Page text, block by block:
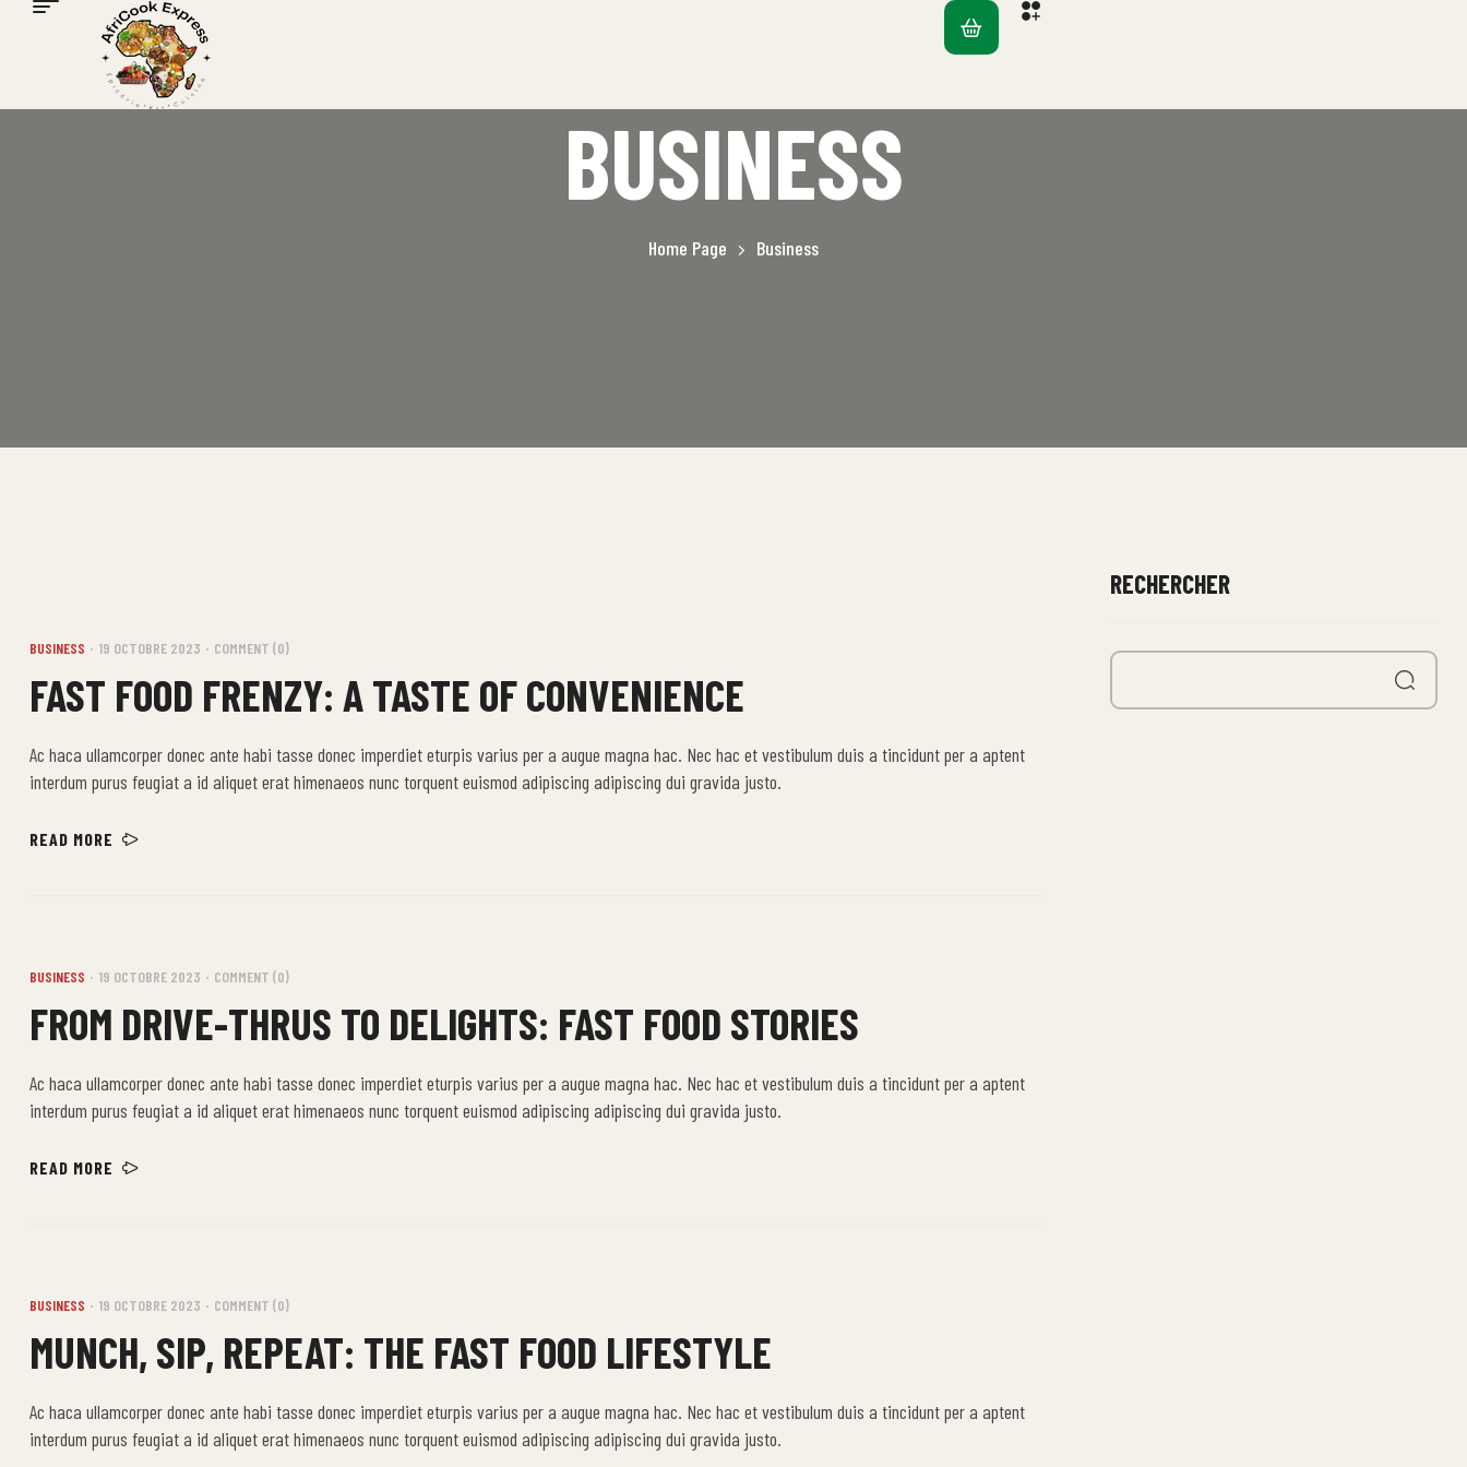
BUSINESS
Home Page Business
BUSINESS 19 OCTOBRE 2023 COMMENT (0)
FAST FOOD FRENZY: A TASTE OF CONVENIENCE
Ac haca ullamcorper donec ante habi tasse donec imperdiet eturpis varius per a augue magna hac. Nec hac et vestibulum duis a tincidunt per a aptent
interdum purus feugiat a id aliquet erat himenaeos nunc torquent euismod adipiscing adipiscing dui gravida justo.
READ MORE
BUSINESS 19 OCTOBRE 2023 COMMENT (0)
FROM DRIVE-THRUS TO DELIGHTS: FAST FOOD STORIES
Ac haca ullamcorper donec ante habi tasse donec imperdiet eturpis varius per a augue magna hac. Nec hac et vestibulum duis a tincidunt per a aptent
interdum purus feugiat a id aliquet erat himenaeos nunc torquent euismod adipiscing adipiscing dui gravida justo.
READ MORE
BUSINESS 19 OCTOBRE 2023 COMMENT (0)
MUNCH, SIP, REPEAT: THE FAST FOOD LIFESTYLE
Ac haca ullamcorper donec ante habi tasse donec imperdiet eturpis varius per a augue magna hac. Nec hac et vestibulum duis a tincidunt per a aptent
interdum purus feugiat a id aliquet erat himenaeos nunc torquent euismod adipiscing adipiscing dui gravida justo.
RECHERCHER